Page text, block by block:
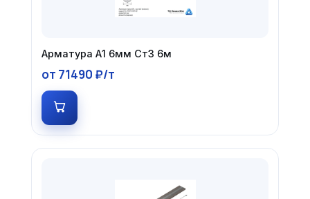
Арматура А1 6мм Ст3 6м
от 71490 ₽/т